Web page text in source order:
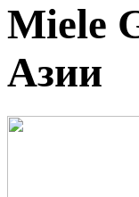
Miele
Азии